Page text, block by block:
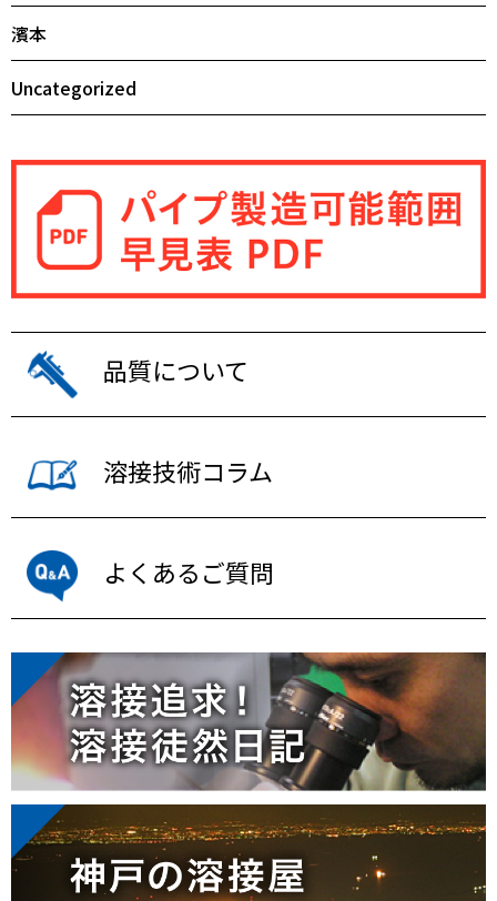
濱本
Uncategorized
品質について
溶接技術コラム
よくあるご質問